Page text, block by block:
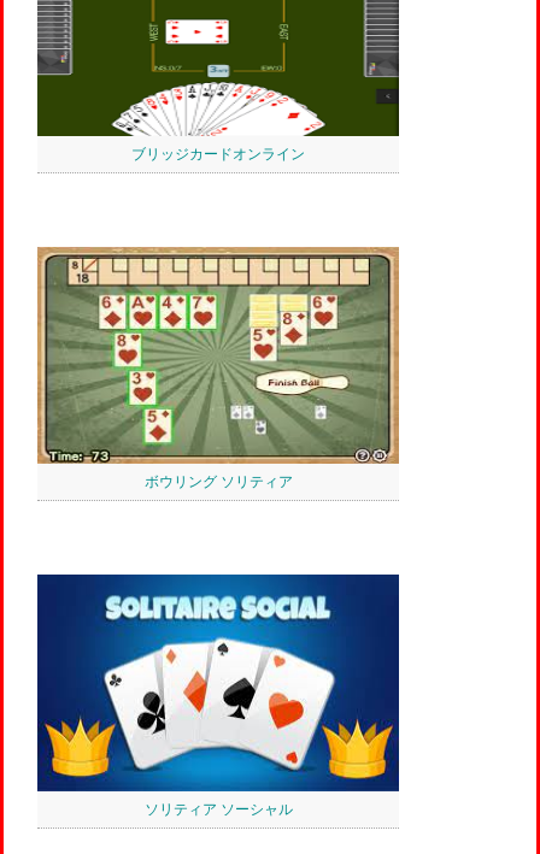
ブリッジカードオンライン
ボウリング ソリティア
ソリティア ソーシャル